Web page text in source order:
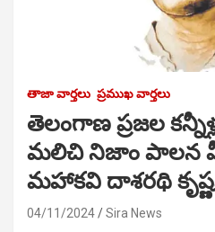
తాజా వార్తలు ప్రముఖ వార్తలు
తెలంగాణ ప్రజల
మలిచి నిజాం పాలన
మహాకవి దాశరథి
04/11/2024
Sira News